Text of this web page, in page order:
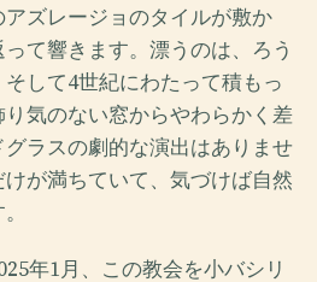
アズレージョのタイルが敷か
て響きます。漂うのは、ろう
して4世紀にわたって積もっ
気のない窓からやわらかく差
ラスの劇的な演出はありませ
が満ちていて、気づけば自然
年1月、この教会を小バシリ